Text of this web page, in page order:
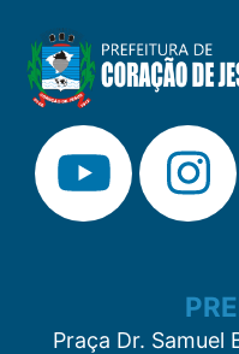
Praça Dr. Samuel